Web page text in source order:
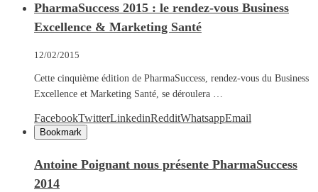
PharmaSuccess 2015 : le rendez-vous Business
Excellence & Marketing Santé
12/02/2015
Cette cinquième édition de PharmaSuccess, rendez-vous du Business
Excellence et Marketing Santé, se déroulera …
FacebookTwitterLinkedinRedditWhatsappEmail
Bookmark
Antoine Poignant nous présente PharmaSuccess
2014